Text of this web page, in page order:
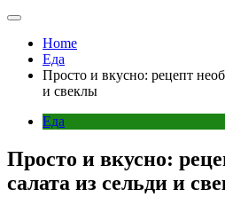
Home
Еда
Просто и вкусно: рецепт
и свеклы
Еда
Просто и вкусно:
салата из сельди и